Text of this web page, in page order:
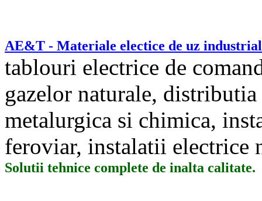
AE&T - Materiale electice de uz industrial
tablouri electrice de
gazelor naturale,
metalurgica si chimica,
feroviar, instalatii electrice
Solutii tehnice complete de inalta calitate.